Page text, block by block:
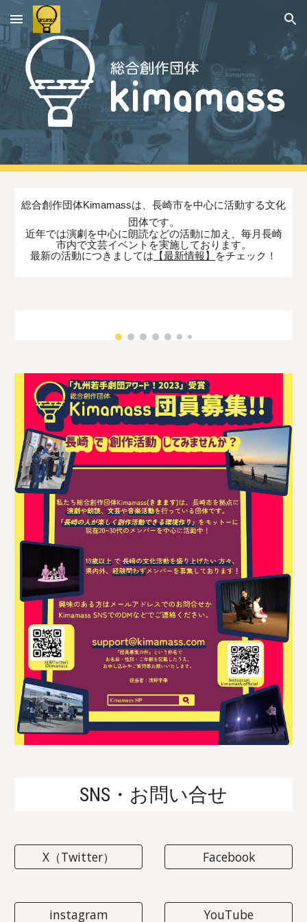
Skip to main content Skip to navigation
総合創作団体Kimamassは、長崎市を中心に活動する文化
団体です。
近年では演劇を中心に朗読などの活動に加え、毎月長崎
市内で文芸イベントを実施しております。
最新の活動につきましては 【最新情報】 をチェック！
SNS・お問い合せ
X（Twitter） Facebook
instagram YouTube